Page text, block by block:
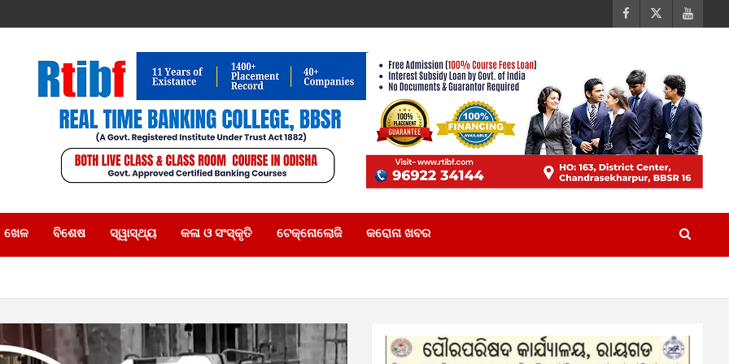
ଖେଳ ବିଶେଷ ସ୍ୱାସ୍ଥ୍ୟ କଳା ଓ ସଂସ୍କୃତି ଟେକ୍ନୋଲୋଜି କରୋନା ଖବର